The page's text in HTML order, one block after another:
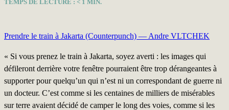
TEMPS DE LECTURE : < 1 MIN.
Prendre le train à Jakarta (Counterpunch) — Andre VLTCHEK
« Si vous prenez le train à Jakarta, soyez averti : les images qui
défileront derrière votre fenêtre pourraient être trop dérangeantes à
supporter pour quelqu’un qui n’est ni un correspondant de guerre ni
un docteur. C’est comme si les centaines de milliers de misérables
sur terre avaient décidé de camper le long des voies, comme si les